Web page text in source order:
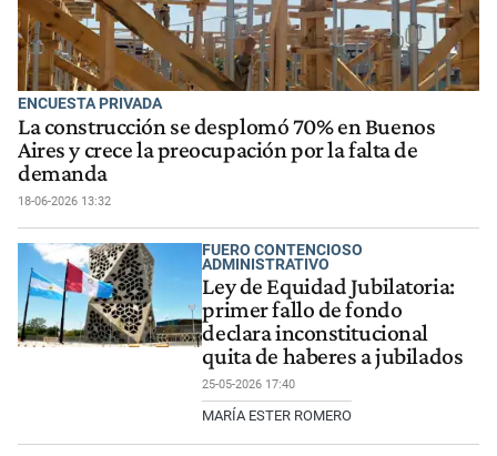
ENCUESTA PRIVADA
La construcción se desplomó 70% en Buenos
Aires y crece la preocupación por la falta de
demanda
18-06-2026 13:32
FUERO CONTENCIOSO
ADMINISTRATIVO
Ley de Equidad Jubilatoria:
primer fallo de fondo
declara inconstitucional
quita de haberes a jubilados
25-05-2026 17:40
MARÍA ESTER ROMERO